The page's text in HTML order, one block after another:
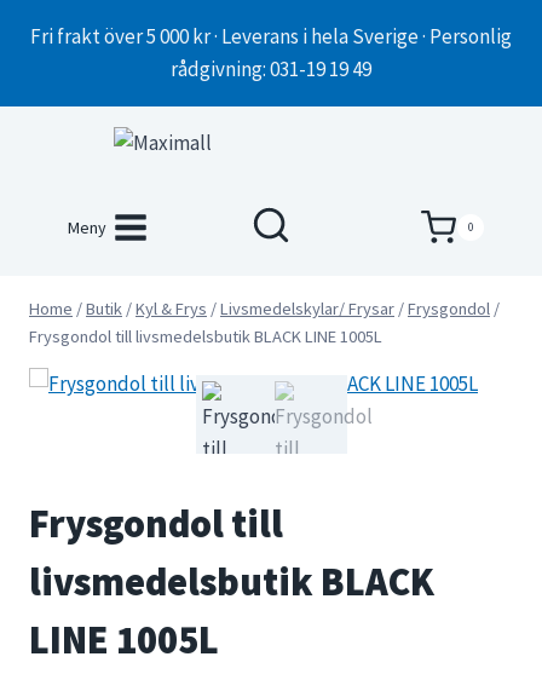
Fri frakt över 5 000 kr · Leverans i hela Sverige · Personlig
rådgivning: 031-19 19 49
Meny 0
Home /Butik /Kyl & Frys /Livsmedelskylar/ Frysar /Frysgondol /
Frysgondol till livsmedelsbutik BLACK LINE 1005L
Frysgondol till
livsmedelsbutik BLACK
LINE 1005L